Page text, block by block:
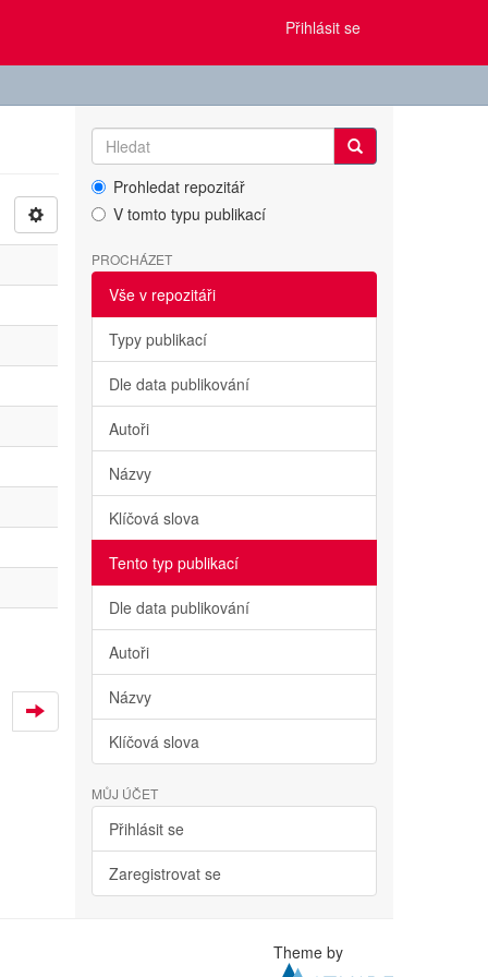
Přihlásit se
Prohledat repozitář
V tomto typu publikací
PROCHÁZET
Vše v repozitáři
Typy publikací
Dle data publikování
Autoři
Názvy
Klíčová slova
Tento typ publikací
Dle data publikování
Autoři
Názvy
Klíčová slova
MŮJ ÚČET
Přihlásit se
Zaregistrovat se
Theme by